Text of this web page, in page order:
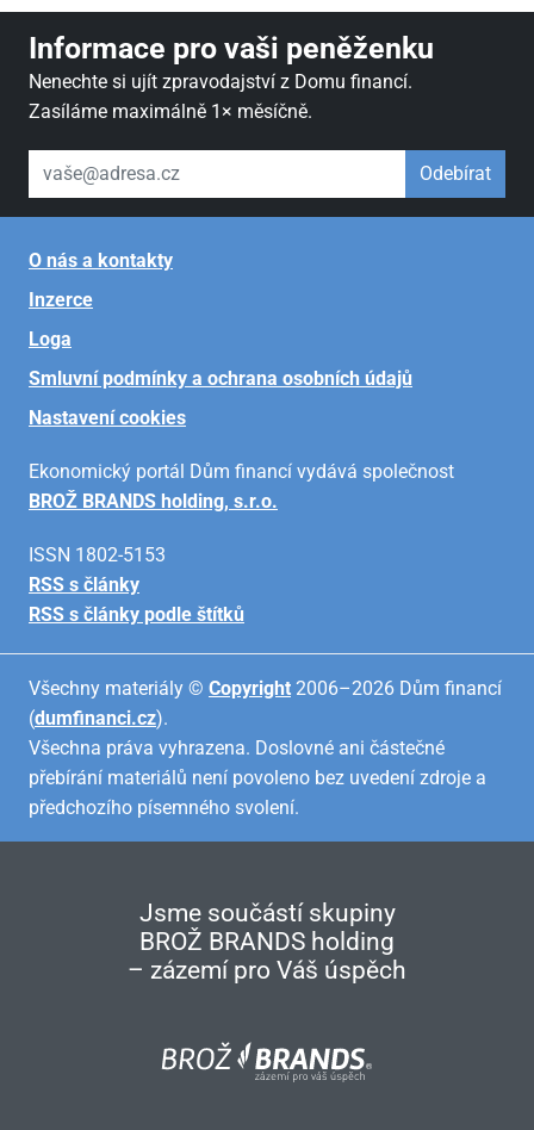
Informace pro vaši peněženku
Nenechte si ujít zpravodajství z Domu financí.
Zasíláme maximálně 1× měsíčně.
váš email Odebírat
O nás a kontakty
Inzerce
Loga
Smluvní podmínky a ochrana osobních údajů
Nastavení cookies
Ekonomický portál Dům financí vydává společnost
BROŽ BRANDS holding, s.r.o.
ISSN 1802-5153
RSS s články
RSS s články podle štítků
Všechny materiály © Copyright 2006–2026 Dům financí
(dumfinanci.cz).
Všechna práva vyhrazena. Doslovné ani částečné
přebírání materiálů není povoleno bez uvedení zdroje a
předchozího písemného svolení.
Jsme součástí skupiny
BROŽ BRANDS holding
– zázemí pro Váš úspěch